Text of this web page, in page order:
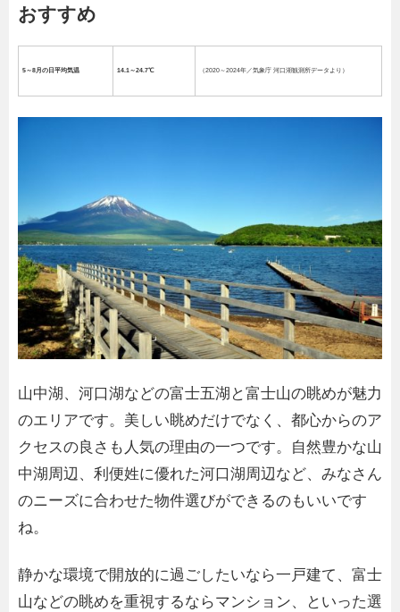
おすすめ
5～8月の日平均気温 14.1～24.7℃ （2020～2024年／気象庁 河口湖観測所データより）
山中湖、河口湖などの富士五湖と富士山の眺めが魅力
のエリアです。美しい眺めだけでなく、都心からのア
クセスの良さも人気の理由の一つです。自然豊かな山
中湖周辺、利便姓に優れた河口湖周辺など、みなさん
のニーズに合わせた物件選びができるのもいいです
ね。
静かな環境で開放的に過ごしたいなら一戸建て、富士
山などの眺めを重視するならマンション、といった選